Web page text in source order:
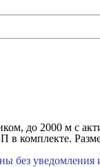
до 2000 м с
комплекте.
без